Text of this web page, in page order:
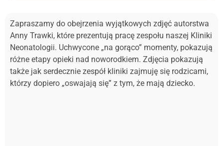
Zapraszamy do obejrzenia wyjątkowych zdjęć autorstwa
Anny Trawki, które prezentują pracę zespołu naszej Kliniki
Neonatologii. Uchwycone „na gorąco” momenty, pokazują
różne etapy opieki nad noworodkiem. Zdjęcia pokazują
także jak serdecznie zespół kliniki zajmuję się rodzicami,
którzy dopiero „oswajają się” z tym, że mają dziecko.